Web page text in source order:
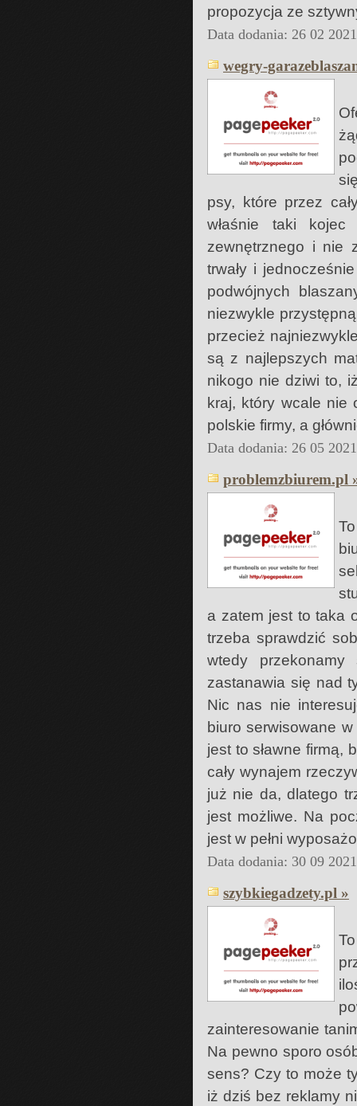
propozycja ze
Data dodania: 26 02
wegry-
psy, które przez
właśnie taki
zewnętrznego i nie
trwały i
podwójnych
niezwykle
przecież
są z najlepszych
nikogo nie dziwi to,
kraj, który wcale nie
polskie firmy, a
Data dodania: 26 05
problemzbiurem.pl
a zatem jest to taka
trzeba sprawdzić
wtedy
zastanawia się nad
Nic nas nie
biuro serwisowane
jest to sławne firmą,
cały wynajem
już nie da, dlatego
jest możliwe. Na
jest w pełni
Data dodania: 30 09
szybkiegadzety.pl »
zainteresowanie
Na pewno sporo
sens? Czy to może
iż dziś bez reklamy